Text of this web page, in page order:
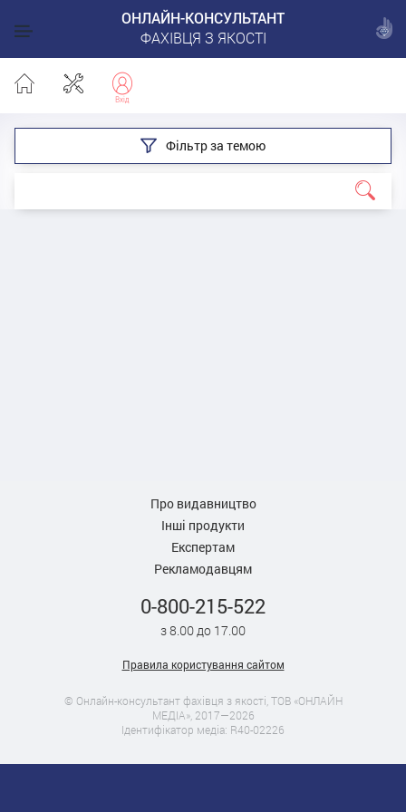
ОНЛАЙН-КОНСУЛЬТАНТ
ФАХІВЦЯ З ЯКОСТІ
Фільтр за темою
Про видавництво
Інші продукти
Експертам
Рекламодавцям
0-800-215-522
з 8.00 до 17.00
Правила користування сайтом
© Онлайн-консультант фахівця з якості, ТОВ «ОНЛАЙН
МЕДІА», 2017—2026
Ідентифікатор медіа: R40-02226